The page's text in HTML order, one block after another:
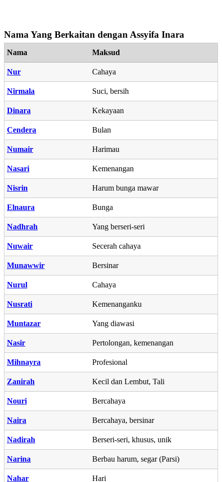
Nama Yang Berkaitan dengan Assyifa Inara
Nama Maksud
Nur Cahaya
Nirmala Suci, bersih
Dinara Kekayaan
Cendera Bulan
Numair Harimau
Nasari Kemenangan
Nisrin Harum bunga mawar
Elnaura Bunga
Nadhrah Yang berseri-seri
Nuwair Secerah cahaya
Munawwir Bersinar
Nurul Cahaya
Nusrati Kemenanganku
Muntazar Yang diawasi
Nasir Pertolongan, kemenangan
Mihnayra Profesional
Zanirah Kecil dan Lembut, Tali
Nouri Bercahaya
Naira Bercahaya, bersinar
Nadirah Berseri-seri, khusus, unik
Narina Berbau harum, segar (Parsi)
Nahar Hari